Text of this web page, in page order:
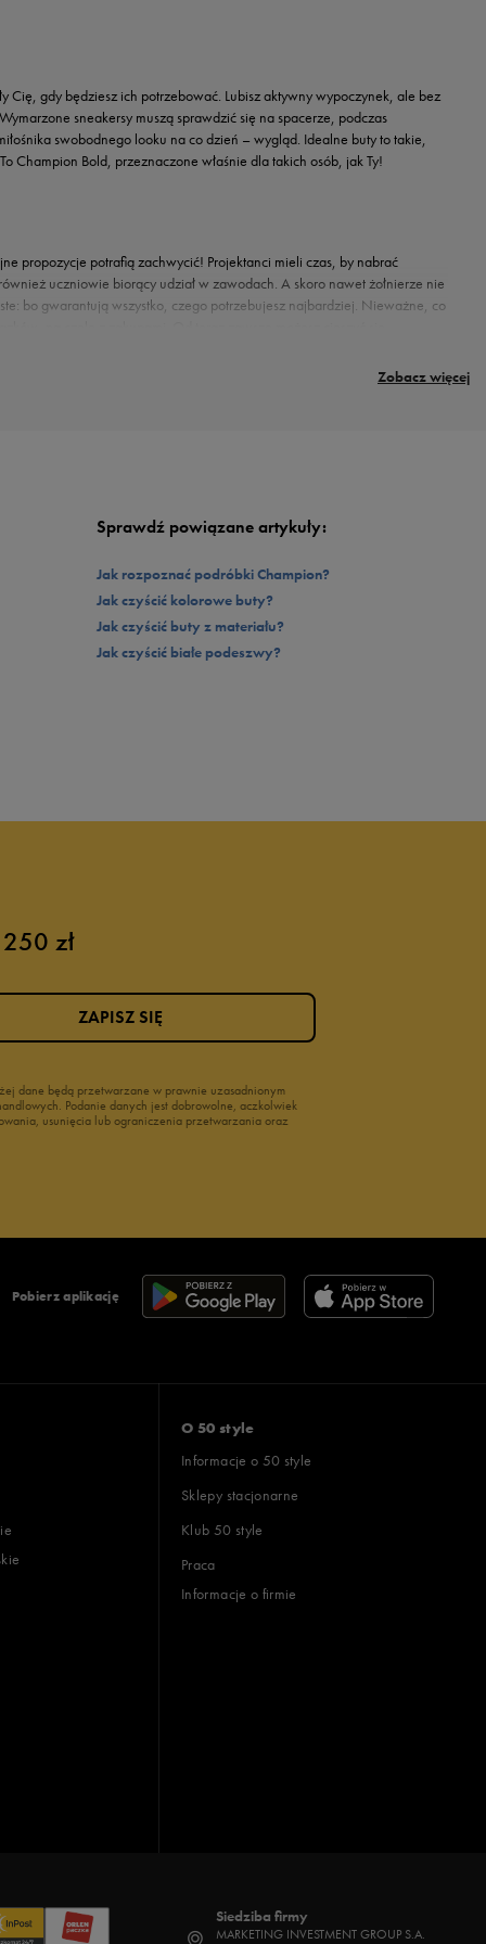
Zobacz więcej
Cię, gdy będziesz ich potrzebować. Lubisz aktywny wypoczynek, ale bez
sneakersy muszą sprawdzić się na spacerze, podczas
swobodnego looku na co dzień – wygląd. Idealne buty to takie,
Champion Bold, przeznaczone właśnie dla takich osób, jak Ty!
propozycje potrafią zachwycić! Projektanci mieli czas, by nabrać
uczniowie biorący udział w zawodach. A skoro nawet żołnierze nie
bo gwarantują wszystko, czego potrzebujesz najbardziej. Nieważne, co
troskę. Wszystkim aktywnym pociechom, które wciąż wypatrują okazji do
Sprawdź powiązane artykuły:
Jak rozpoznać podróbki Champion?
Jak czyścić kolorowe buty?
Jak czyścić buty z materiału?
Jak czyścić białe podeszwy?
zł
dane będą przetwarzane w prawnie uzasadnionym
Podanie danych jest dobrowolne, aczkolwiek
usunięcia lub ograniczenia przetwarzania oraz
ZAPISZ SIĘ
Pobierz aplikację
O 50 style
Informacje o 50 style
Sklepy stacjonarne
Klub 50 style
Praca
Informacje o firmie
Siedziba firmy
MARKETING INVESTMENT GROUP S.A.